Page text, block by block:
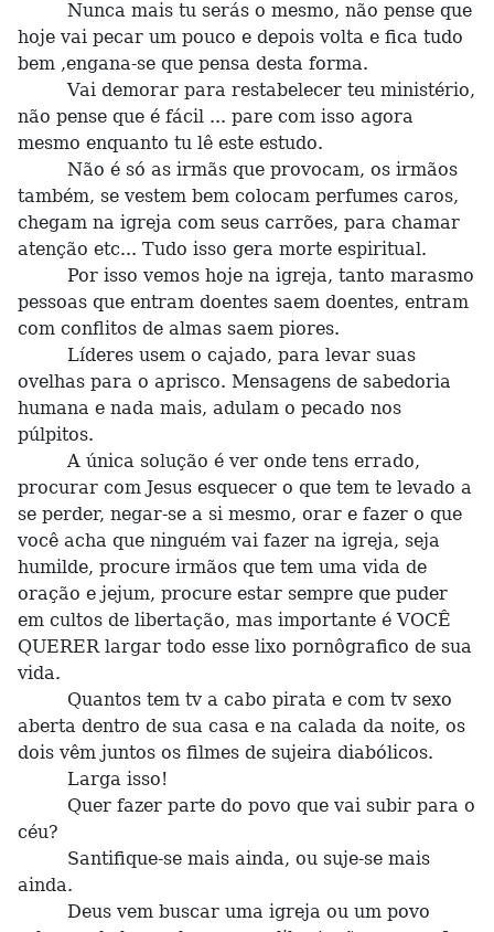
Nunca mais tu serás o mesmo, não pense que
hoje vai pecar um pouco e depois volta e fica tudo
bem ,engana-se que pensa desta forma.
Vai demorar para restabelecer teu ministério,
não pense que é fácil ... pare com isso agora
mesmo enquanto tu lê este estudo.
Não é só as irmãs que provocam, os irmãos
também, se vestem bem colocam perfumes caros,
chegam na igreja com seus carrões, para chamar
atenção etc... Tudo isso gera morte espiritual.
Por isso vemos hoje na igreja, tanto marasmo
pessoas que entram doentes saem doentes, entram
com conflitos de almas saem piores.
Líderes usem o cajado, para levar suas
ovelhas para o aprisco. Mensagens de sabedoria
humana e nada mais, adulam o pecado nos
púlpitos.
A única solução é ver onde tens errado,
procurar com Jesus esquecer o que tem te levado a
se perder, negar-se a si mesmo, orar e fazer o que
você acha que ninguém vai fazer na igreja, seja
humilde, procure irmãos que tem uma vida de
oração e jejum, procure estar sempre que puder
em cultos de libertação, mas importante é VOCÊ
QUERER largar todo esse lixo pornôgrafico de sua
vida.
Quantos tem tv a cabo pirata e com tv sexo
aberta dentro de sua casa e na calada da noite, os
dois vêm juntos os filmes de sujeira diabólicos.
Larga isso!
Quer fazer parte do povo que vai subir para o
céu?
Santifique-se mais ainda, ou suje-se mais
ainda.
Deus vem buscar uma igreja ou um povo